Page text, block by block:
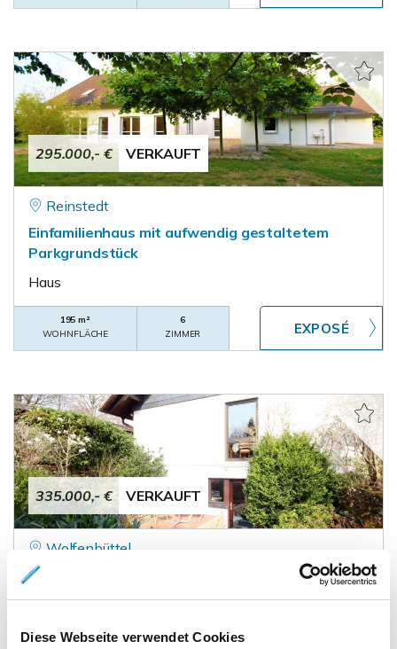
Diese Webseite verwendet Cookies
295.000,- € VERKAUFT
Reinstedt
Einfamilienhaus mit aufwendig gestaltetem
Parkgrundstück
Haus
195 m²
WOHNFLÄCHE
6
ZIMMER
335.000,- € VERKAUFT
Wolfenbüttel
Familienidylle in der Stadt - Einfamilienhaus mit
Gartenoase